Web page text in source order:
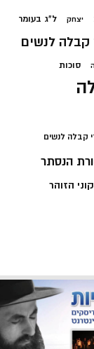
יצחק ל"ג בעומר
קבלה לנשים
סוכות
קבלה לנשים
הנסתר
הזוהר